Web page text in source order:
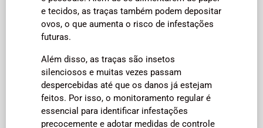
e tecidos, as traças também podem depositar
ovos, o que aumenta o risco de infestações
futuras.
Além disso, as traças são insetos
silenciosos e muitas vezes passam
despercebidas até que os danos já estejam
feitos. Por isso, o monitoramento regular é
essencial para identificar infestações
precocemente e adotar medidas de controle